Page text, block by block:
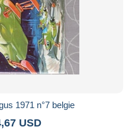
1971 n°7 belgie
USD